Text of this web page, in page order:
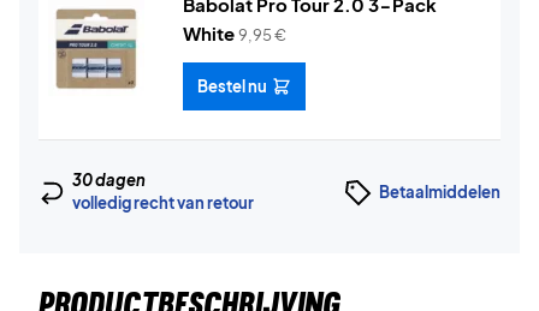
White9,95€
Bestel nu
30 dagen
volledig recht van retour
Betaalmiddelen